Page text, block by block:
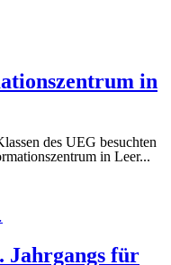
in
des UEG besuchten
in Leer...
Jahrgangs für